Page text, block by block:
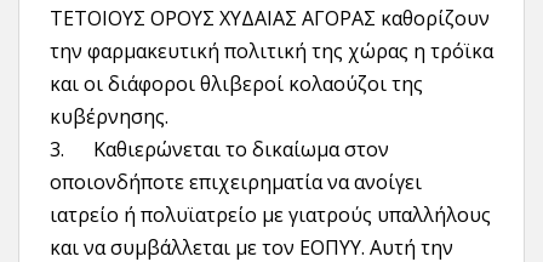
ΤΕΤΟΙΟΥΣ ΟΡΟΥΣ ΧΥΔΑΙΑΣ ΑΓΟΡΑΣ καθορίζουν
την φαρμακευτική πολιτική της χώρας η τρόϊκα
και οι διάφοροι θλιβεροί κολαούζοι της
κυβέρνησης.
3. Καθιερώνεται το δικαίωμα στον
οποιονδήποτε επιχειρηματία να ανοίγει
ιατρείο ή πολυϊατρείο με γιατρούς υπαλλήλους
και να συμβάλλεται με τον ΕΟΠΥΥ. Αυτή την